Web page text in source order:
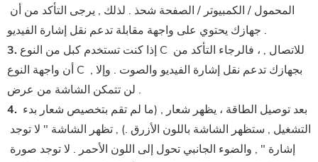
المحمول / الكمبيوتر / الصفحة
جهازك يحتوي على واجهة مقابلة تدعم نقل إشارة الفيديو .
3.
أن واجهة النوع C بجهازك تدعم نقل إشارة الفيديو والصوت . وإلا ,
لن تتمكن الشاشة من عرض .
4.